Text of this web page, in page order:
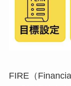
FIRE（